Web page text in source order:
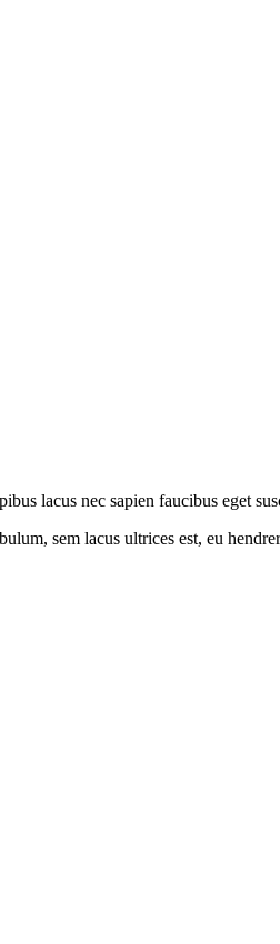
lacus nec sapien faucibus eget
sem lacus ultrices est, eu